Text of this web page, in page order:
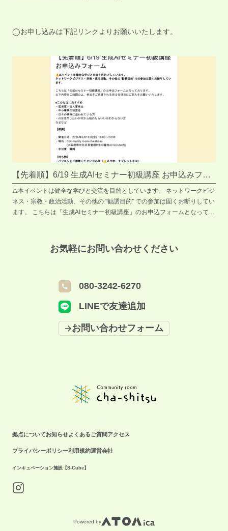
◯お申し込みは下記リンクよりお願いいたします。
【先着順】6/19 生成AIセミナー初級講座 お申込みフォ
ーム
⚠️本イベントは健全な学びと交流を目的としています。 ネットワークビジ
ネス・宗教・政治活動、その他の ″勧誘目的″ での参加は固くお断りしてい
ます。 こちらは「生成AIセミナー初級講座」のお申込フォームとなってお
事業の経営者 ・日々の業務に追われている方 ・AIを活用したいが何から
始めたらいいかわからない方 などなど 【概要】 ・開催日時：2026年6月
ンをご用意ください※必須（⚠️スマホ・タブレット不可） ※イベントの様
います。 ＝＝＝＝＝＝＝＝＝＝＝＝＝＝ イベントに関してのお問い合わ
お気軽にお問い合わせください
080-3242-6270
LINEで友達追加
お問い合わせフォーム
拠点についてお知らせよくあるご質問アクセス
プライバシーポリシー利用規約運営会社
インキュベーション施設【S-Cube】
Powered by